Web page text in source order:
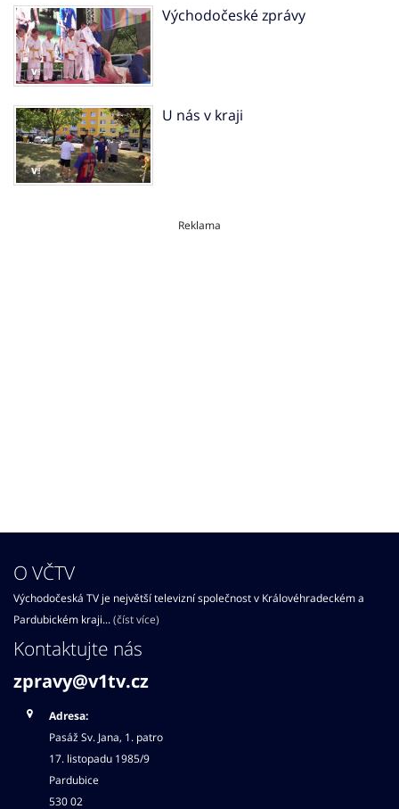
Východočeské zprávy
U nás v kraji
Reklama
O VČTV
Východočeská TV je největší televizní společnost v Královéhradeckém a
Pardubickém kraji...(číst více)
Kontaktujte nás
zpravy@v1tv.cz
Adresa:
Pasáž Sv. Jana, 1. patro
17. listopadu 1985/9
Pardubice
530 02